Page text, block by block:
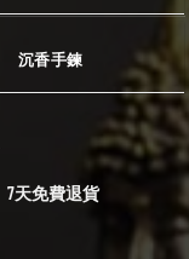
沉香手鍊
7天免費退貨